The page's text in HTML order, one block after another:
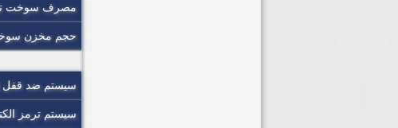
مصرف سوخت
حجم مخزن
سیستم ضد
سیستم ترمز